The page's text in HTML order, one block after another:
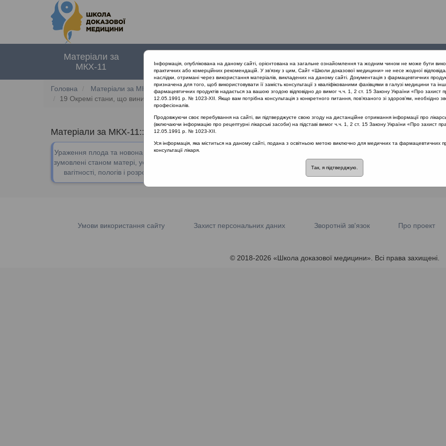
Матеріали за
МКХ-11
документи
заходи
проекту
Головна Матеріали за МКХ-11
19 Окремі стани, що виникають у перинатальному та неонатальному періоді
19 Окремі стани, що виникають у перинатальному та неонатальному періоді
Матеріали за МКХ-11:: ::19 Окремі стани, що виникають у перинатальному та неонатальному
Ураження плода та новонародженого,
зумовлені станом матері, ускладнення
вагітності, пологів і розродження
В даному розділі немає матеріалів
Умови використання сайту Захист персональних даних Зворотній зв'язок Про проект
© 2018-2026 «Школа доказової медицини». Всі права захищені.
Інформація, опублікована на даному сайті, орієнтована на загальне ознайомлення та жодним чином не може бути
практичних або комерційних рекомендацій. У зв’язку з цим, Сайт «Школи доказової медицини» не несе жодної
наслідки, отримані через використання матеріалів, викладених на даному сайті. Документація з фармацевтичних
призначена для того, щоб використовувати її замість консультації з кваліфікованими фахівцями в галузі медицини та
фармацевтичних продуктів надається за вашою згодою відповідно до вимог ч.ч. 1, 2 ст. 15 Закону України «Про захист
12.05.1991 р. № 1023-XII. Якщо вам потрібна консультація з конкретного питання, пов’язаного зі здоров’ям, необхідно
професіоналів.
Продовжуючи своє перебування на сайті, ви підтверджуєте свою згоду на дистанційне отримання інформації про
(включаючи інформацію про рецептурні лікарські засоби) на підставі вимог ч.ч. 1, 2 ст. 15 Закону України «Про захист
12.05.1991 р. № 1023-XII.
Уся інформація, яка міститься на даному сайті, подана з освітньою метою виключно для медичних та фармацевтичних
консультації лікаря.
Так, я підтверджую.